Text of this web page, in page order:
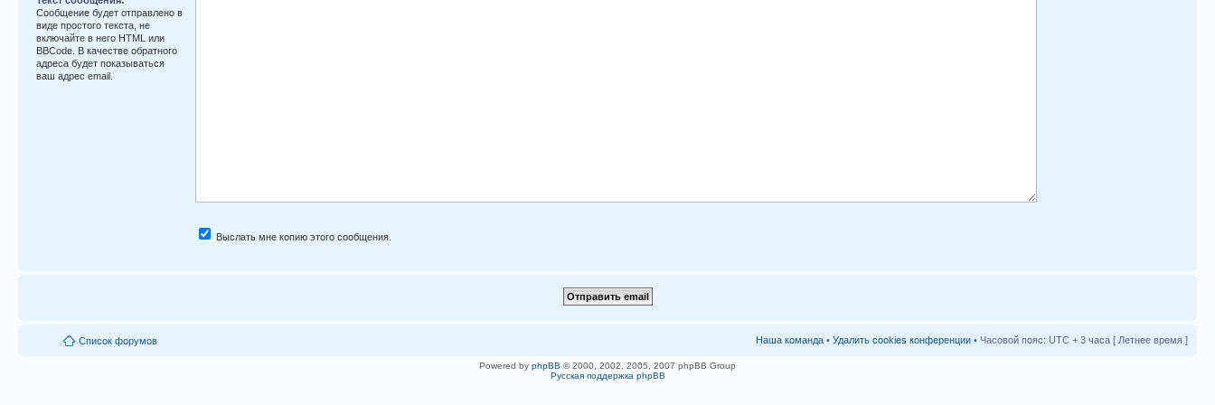
Сообщение будет отправлено в
виде простого текста, не
включайте в него HTML или
BBCode. В качестве обратного
адреса будет показываться
ваш адрес email.
Выслать мне копию этого сообщения.
Список форумов Наша команда • Удалить cookies конференции • Часовой пояс: UTC + 3 часа [ Летнее время ]
Powered by phpBB © 2000, 2002, 2005, 2007 phpBB Group
Русская поддержка phpBB